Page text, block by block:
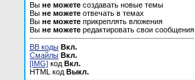
Вы не можете создавать новые темы
Вы не можете отвечать в темах
Вы не можете прикреплять вложения
Вы не можете редактировать свои сообщения
BB коды Вкл.
Смайлы Вкл.
[IMG] код Вкл.
HTML код Выкл.